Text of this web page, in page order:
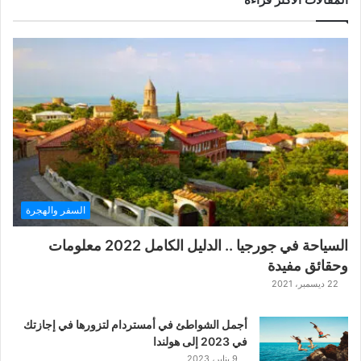
السفر والهجرة
السياحة في جورجيا .. الدليل الكامل 2022 معلومات
وحقائق مفيدة
22 ديسمبر، 2021
أجمل الشواطئ في أمستردام لتزورها في إجازتك
في 2023 إلى هولندا
9 يناير، 2023